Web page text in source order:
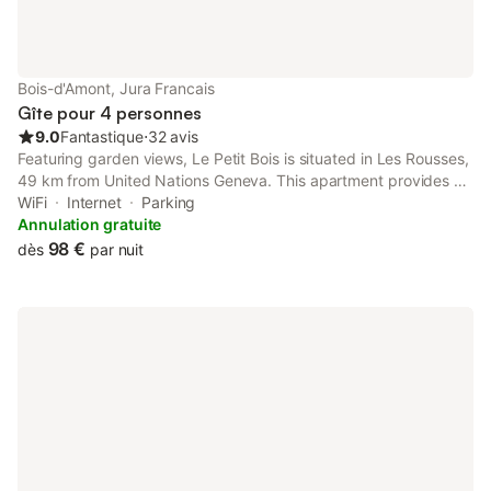
Bois-d'Amont, Jura Francais
Gîte pour 4 personnes
9.0Fantastique⋅32 avis
Featuring garden views, Le Petit Bois is situated in Les Rousses,
49 km from United Nations Geneva. This apartment provides a
terrace. The property is non-smoking and is located 49 km from
PalExpo.
WiFi Internet
Parking
Annulation gratuite
dès 98 € par nuit